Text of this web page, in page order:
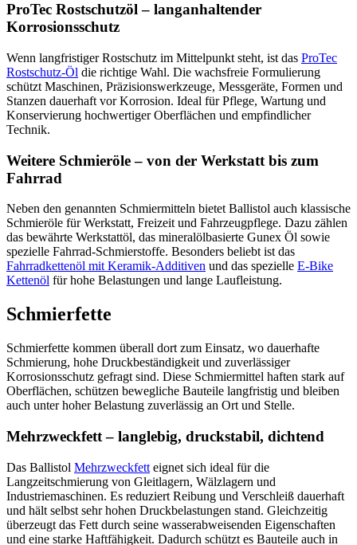
ProTec Rostschutzöl – langanhaltender
Korrosionsschutz
Wenn langfristiger Rostschutz im Mittelpunkt steht, ist das ProTec
Rostschutz-Öl die richtige Wahl. Die wachsfreie Formulierung
schützt Maschinen, Präzisionswerkzeuge, Messgeräte, Formen und
Stanzen dauerhaft vor Korrosion. Ideal für Pflege, Wartung und
Konservierung hochwertiger Oberflächen und empfindlicher
Technik.
Weitere Schmieröle – von der Werkstatt bis zum
Fahrrad
Neben den genannten Schmiermitteln bietet Ballistol auch klassische
Schmieröle für Werkstatt, Freizeit und Fahrzeugpflege. Dazu zählen
das bewährte Werkstattöl, das mineralölbasierte Gunex Öl sowie
spezielle Fahrrad-Schmierstoffe. Besonders beliebt ist das
Fahrradkettenöl mit Keramik-Additiven und das spezielle E-Bike
Kettenöl für hohe Belastungen und lange Laufleistung.
Schmierfette
Schmierfette kommen überall dort zum Einsatz, wo dauerhafte
Schmierung, hohe Druckbeständigkeit und zuverlässiger
Korrosionsschutz gefragt sind. Diese Schmiermittel haften stark auf
Oberflächen, schützen bewegliche Bauteile langfristig und bleiben
auch unter hoher Belastung zuverlässig an Ort und Stelle.
Mehrzweckfett – langlebig, druckstabil, dichtend
Das Ballistol Mehrzweckfett eignet sich ideal für die
Langzeitschmierung von Gleitlagern, Wälzlagern und
Industriemaschinen. Es reduziert Reibung und Verschleiß dauerhaft
und hält selbst sehr hohen Druckbelastungen stand. Gleichzeitig
überzeugt das Fett durch seine wasserabweisenden Eigenschaften
und eine starke Haftfähigkeit. Dadurch schützt es Bauteile auch in